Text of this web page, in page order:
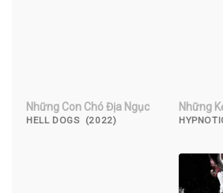
Những Con Chó Địa Ngục
HELL DOGS (2022)
Những